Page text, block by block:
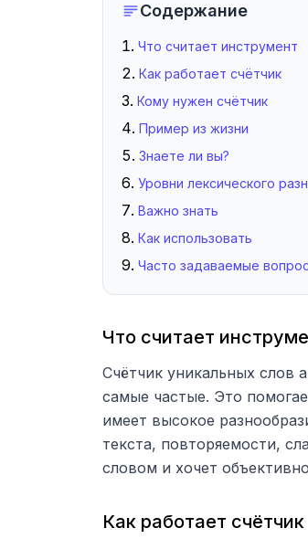
Содержание
Что считает инструмент
Как работает счётчик
Кому нужен счётчик
Пример из жизни
Знаете ли вы?
Уровни лексического
Важно знать
Как использовать
Часто задаваемые
Что считает
Счётчик уникальных слов
самые частые. Это
имеет высокое
текста, повторяемости,
словом и хочет
Как работает счётчик